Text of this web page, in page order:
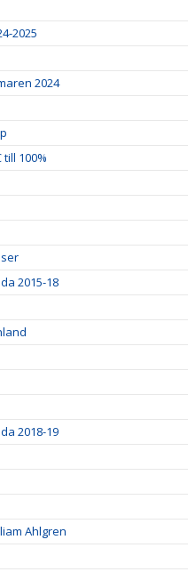
2025
2024
100%
2015-18
2018-19
Ahlgren